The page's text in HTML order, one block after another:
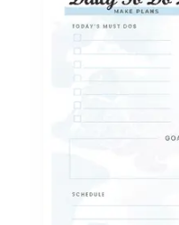
Ideal para el hogar
Te concentras en